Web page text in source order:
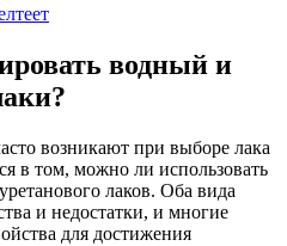
водный и
возникают при выборе лака
в том, можно ли использовать
лаков. Оба вида
и недостатки, и многие
для достижения